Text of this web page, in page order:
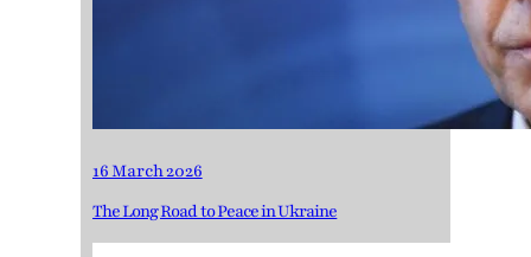
16 March 2026
The Long Road to Peace in Ukraine